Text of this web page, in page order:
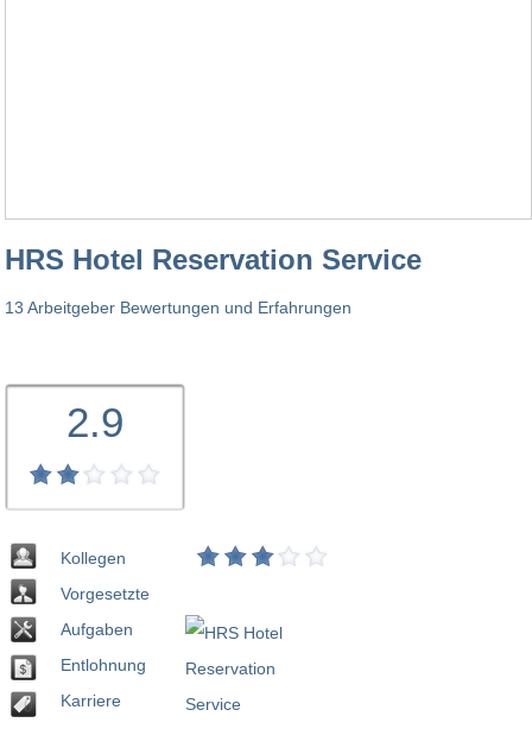
HRS Hotel Reservation Service
13 Arbeitgeber Bewertungen und Erfahrungen
2.9
Kollegen
Vorgesetzte
Aufgaben
Entlohnung
Karriere